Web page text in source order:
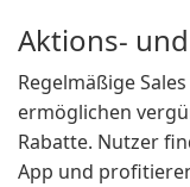
Aktions-
Regelmäßige
ermöglichen
Rabatte. Nutzer
App und